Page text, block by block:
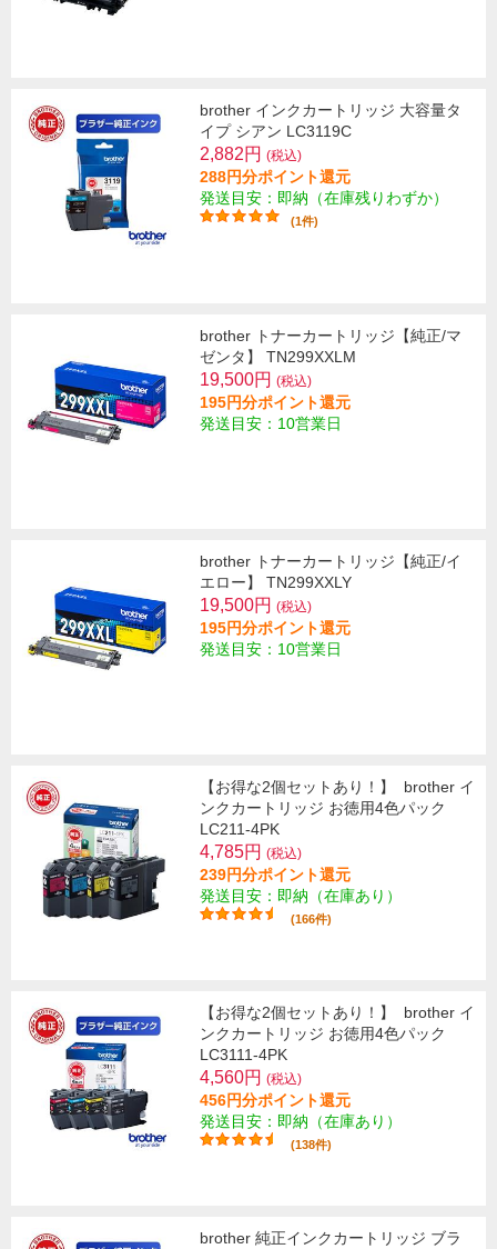
brother インクカートリッジ 大容量タ
イプ シアン LC3119C
2,882円 (税込)
288円分ポイント還元
発送目安：即納（在庫残りわずか）
(1件)
brother トナーカートリッジ【純正/マ
ゼンタ】 TN299XXLM
19,500円 (税込)
195円分ポイント還元
発送目安：10営業日
brother トナーカートリッジ【純正/イ
エロー】 TN299XXLY
19,500円 (税込)
195円分ポイント還元
発送目安：10営業日
【お得な2個セットあり！】
brother イ
ンクカートリッジ お徳用4色パック
LC211-4PK
4,785円 (税込)
239円分ポイント還元
発送目安：即納（在庫あり）
(166件)
【お得な2個セットあり！】
brother イ
ンクカートリッジ お徳用4色パック
LC3111-4PK
4,560円 (税込)
456円分ポイント還元
発送目安：即納（在庫あり）
(138件)
brother 純正インクカートリッジ ブラ